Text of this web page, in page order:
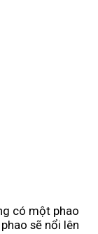
có một phao
sẽ nổi lên